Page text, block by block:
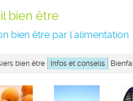
bien être
bien être par l'alimentation
bien être Infos et conseils